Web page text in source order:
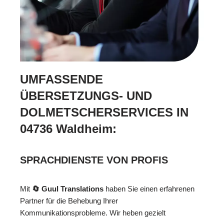
UMFASSENDE
ÜBERSETZUNGS- UND
DOLMETSCHERSERVICES IN
04736 Waldheim:
SPRACHDIENSTE VON PROFIS
Mit 🔄 Guul Translations haben Sie einen erfahrenen
Partner für die Behebung Ihrer
Kommunikationsprobleme. Wir heben gezielt